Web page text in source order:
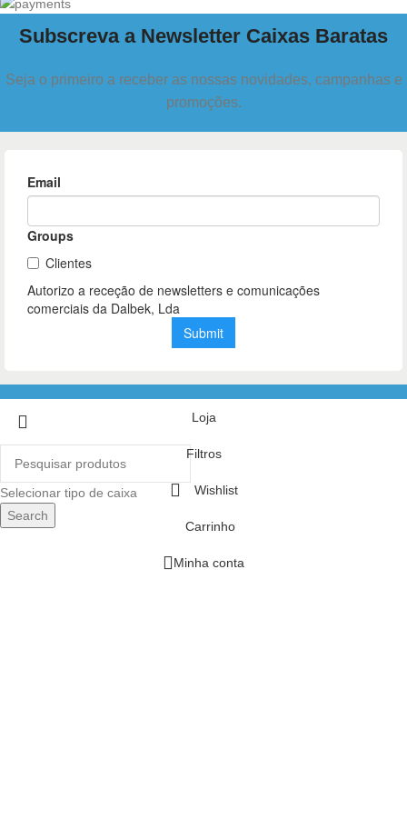
Subscreva a Newsletter Caixas Baratas
Seja o primeiro a receber as nossas novidades, campanhas e
promoções.
Selecionar tipo de caixa
Search
Loja
Filtros
Wishlist
Carrinho
Minha conta